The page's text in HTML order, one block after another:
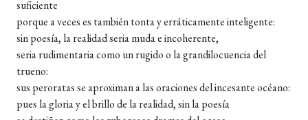
suficiente
porque a veces es también tonta y erráticamente inteligente:
sin poesía, la realidad seria muda e incoherente,
seria rudimentaria como un rugido o la grandilocuencia del
trueno:
sus peroratas se aproximan a las oraciones del incesante océano:
pues la gloria y el brillo de la realidad, sin la poesía